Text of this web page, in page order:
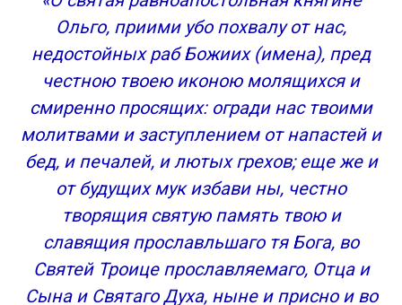
Ольго, приими убо похвалу от нас,
недостойных раб Божиих (имена), пред
честною твоею иконою молящихся и
смиренно просящих: огради нас твоими
молитвами и заступлением от напастей и
бед, и печалей, и лютых грехов; еще же и
от будущих мук избави ны, честно
творящия святую память твою и
славящия прославльшаго тя Бога, во
Святей Троице прославляемаго, Отца и
Сына и Святаго Духа, ныне и присно и во